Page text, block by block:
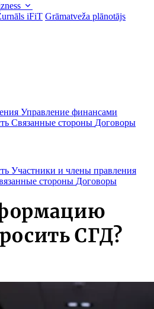
iFiT Grāmatveža plānotājs
Управление финансами
Связанные стороны Договоры
Участники и члены правления
стороны Договоры
СГД?